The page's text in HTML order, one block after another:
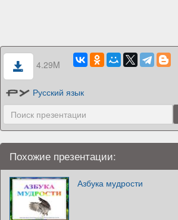
4.29M
Русский язык
Похожие презентации:
Азбука мудрости